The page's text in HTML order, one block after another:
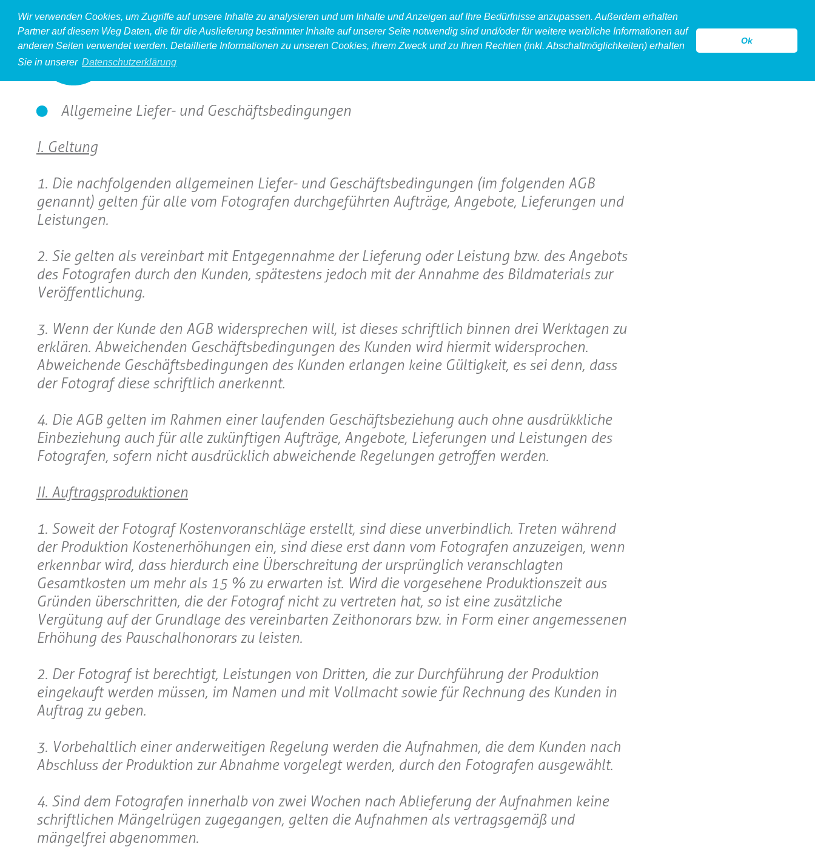
Wir verwenden Cookies, um Zugriffe auf unsere Inhalte zu analysieren und um Inhalte und Anzeigen auf Ihre Bedürfnisse anzupassen. Außerdem erhalten
Partner auf diesem Weg Daten, die für die Auslieferung bestimmter Inhalte auf unserer Seite notwendig sind und/oder für weitere werbliche Informationen auf
anderen Seiten verwendet werden. Detaillierte Informationen zu unseren Cookies, ihrem Zweck und zu Ihren Rechten (inkl. Abschaltmöglichkeiten) erhalten
Sie in unserer Datenschutzerklärung
Ok
hollow kontakt
Allgemeine Liefer- und Geschäftsbedingungen
I. Geltung
1. Die nachfolgenden allgemeinen Liefer- und Geschäftsbedingungen (im folgenden AGB
genannt) gelten für alle vom Fotografen durchgeführten Aufträge, Angebote, Lieferungen und
Leistungen.
2. Sie gelten als vereinbart mit Entgegennahme der Lieferung oder Leistung bzw. des Angebots
des Fotografen durch den Kunden, spätestens jedoch mit der Annahme des Bildmaterials zur
Veröffentlichung.
3. Wenn der Kunde den AGB widersprechen will, ist dieses schriftlich binnen drei Werktagen zu
erklären. Abweichenden Geschäftsbedingungen des Kunden wird hiermit widersprochen.
Abweichende Geschäftsbedingungen des Kunden erlangen keine Gültigkeit, es sei denn, dass
der Fotograf diese schriftlich anerkennt.
4. Die AGB gelten im Rahmen einer laufenden Geschäftsbeziehung auch ohne ausdrükkliche
Einbeziehung auch für alle zukünftigen Aufträge, Angebote, Lieferungen und Leistungen des
Fotografen, sofern nicht ausdrücklich abweichende Regelungen getroffen werden.
II. Auftragsproduktionen
1. Soweit der Fotograf Kostenvoranschläge erstellt, sind diese unverbindlich. Treten während
der Produktion Kostenerhöhungen ein, sind diese erst dann vom Fotografen anzuzeigen, wenn
erkennbar wird, dass hierdurch eine Überschreitung der ursprünglich veranschlagten
Gesamtkosten um mehr als 15 % zu erwarten ist. Wird die vorgesehene Produktionszeit aus
Gründen überschritten, die der Fotograf nicht zu vertreten hat, so ist eine zusätzliche
Vergütung auf der Grundlage des vereinbarten Zeithonorars bzw. in Form einer angemessenen
Erhöhung des Pauschalhonorars zu leisten.
2. Der Fotograf ist berechtigt, Leistungen von Dritten, die zur Durchführung der Produktion
eingekauft werden müssen, im Namen und mit Vollmacht sowie für Rechnung des Kunden in
Auftrag zu geben.
3. Vorbehaltlich einer anderweitigen Regelung werden die Aufnahmen, die dem Kunden nach
Abschluss der Produktion zur Abnahme vorgelegt werden, durch den Fotografen ausgewählt.
4. Sind dem Fotografen innerhalb von zwei Wochen nach Ablieferung der Aufnahmen keine
schriftlichen Mängelrügen zugegangen, gelten die Aufnahmen als vertragsgemäß und
mängelfrei abgenommen.